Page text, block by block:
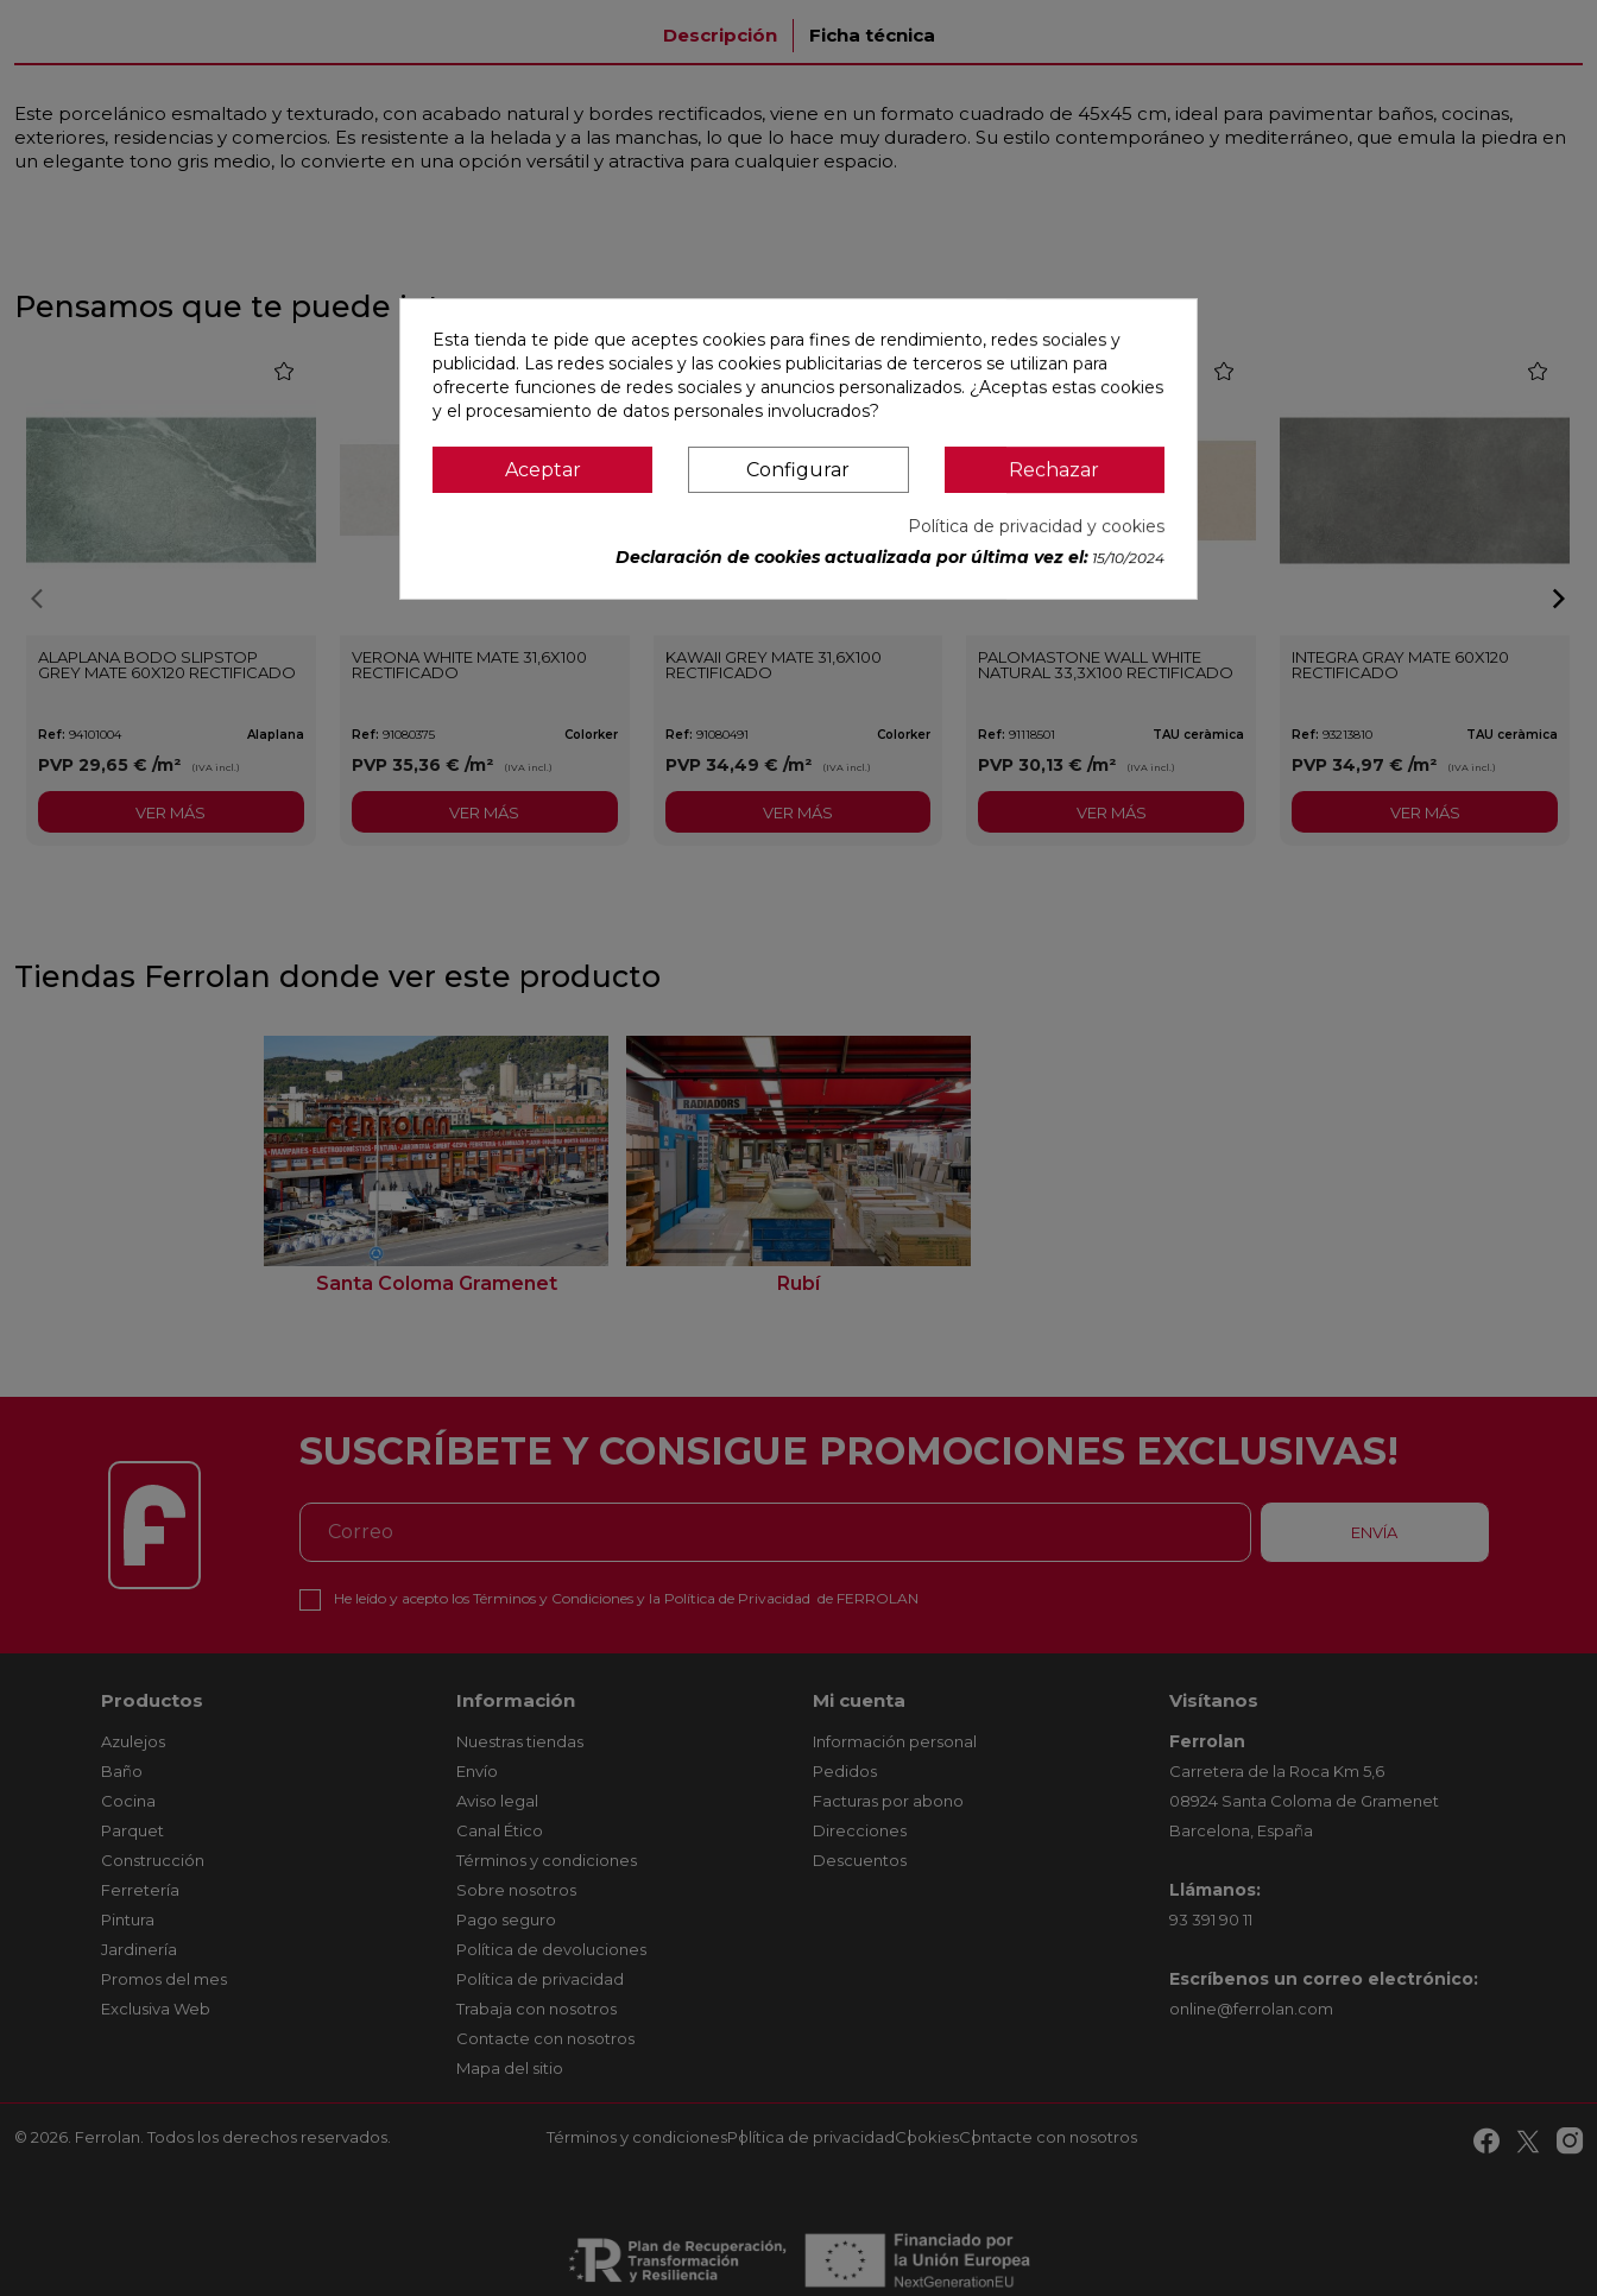
Descripción Ficha técnica
Este porcelánico esmaltado y texturado, con acabado natural y bordes rectificados, viene en un formato cuadrado de 45x45 cm, ideal para pavimentar baños, cocinas,
exteriores, residencias y comercios. Es resistente a la helada y a las manchas, lo que lo hace muy duradero. Su estilo contemporáneo y mediterráneo, que emula la piedra en
un elegante tono gris medio, lo convierte en una opción versátil y atractiva para cualquier espacio.
Pensamos que te puede interesar
ALAPLANA BODO SLIPSTOP
GREY MATE 60X120 RECTIFICADO
Ref: 94101004 Alaplana
PVP 29,65 € /m² (IVA incl.)
favorite
VER MÁS
VERONA WHITE MATE 31,6X100
RECTIFICADO
Ref: 91080375 Colorker
PVP 35,36 € /m² (IVA incl.)
favorite
VER MÁS
KAWAII GREY MATE 31,6X100
RECTIFICADO
Ref: 91080491 Colorker
PVP 34,49 € /m² (IVA incl.)
favorite
VER MÁS
PALOMASTONE WALL WHITE
NATURAL 33,3X100 RECTIFICADO
Ref: 91118501 TAU ceràmica
PVP 30,13 €/m² (IVA incl.)
VER MÁS
INTEGRA GRAY MATE 60X120
RECTIFICADO
Ref: 93213810 TAU ceràmica
PVP 34,97 €/m² (IVA incl.)
favorite
VER MÁS
Tiendas Ferrolan donde ver este producto
Santa Coloma Gramenet Rubí
SUSCRÍBETE Y CONSIGUE PROMOCIONES EXCLUSIVAS!
He leído y acepto los Términos y Condicionesy la Política de Privacidad de FERROLAN
Productos
Azulejos
Baño
Cocina
Parquet
Construcción
Ferretería
Pintura
Jardinería
Promos del mes
Exclusiva Web
Información
Nuestras tiendas
Envío
Aviso legal
Canal Ético
Términos y condiciones
Sobre nosotros
Pago seguro
Política de devoluciones
Política de privacidad
Trabaja con nosotros
Contacte con nosotros
Mapa del sitio
Mi cuenta
Información personal
Pedidos
Facturas por abono
Direcciones
Descuentos
Visítanos
Ferrolan
Carretera de la Roca Km 5,6
08924 Santa Coloma de Gramenet
Barcelona, España
Llámanos:
93 391 90 11
Escríbenos un correo electrónico:
online@ferrolan.com
© 2026. Ferrolan. Todos los derechos reservados. Términos y condicionesPolítica de privacidadCookiesContacte con nosotros
Esta tienda te pide que aceptes cookies para fines de rendimiento, redes sociales y
publicidad. Las redes sociales y las cookies publicitarias de terceros se utilizan para
ofrecerte funciones de redes sociales y anuncios personalizados. ¿Aceptas estas cookies
y el procesamiento de datos personales involucrados?
Aceptar Configurar Rechazar
Política de privacidad y cookies
Declaración de cookies actualizada por última vez el: 15/10/2024